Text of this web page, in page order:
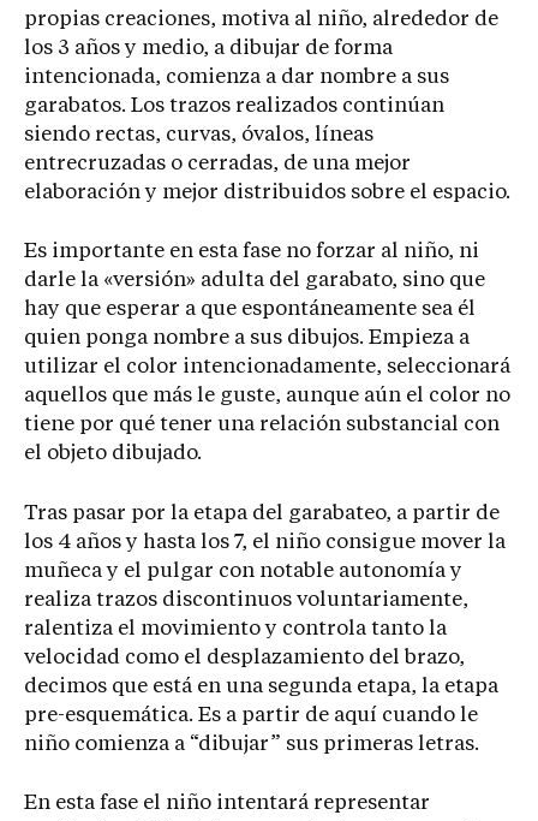
propias creaciones, motiva al niño, alrededor de
los 3 años y medio, a dibujar de forma
intencionada, comienza a dar nombre a sus
garabatos. Los trazos realizados continúan
siendo rectas, curvas, óvalos, líneas
entrecruzadas o cerradas, de una mejor
elaboración y mejor distribuidos sobre el espacio.
Es importante en esta fase no forzar al niño, ni
darle la «versión» adulta del garabato, sino que
hay que esperar a que espontáneamente sea él
quien ponga nombre a sus dibujos. Empieza a
utilizar el color intencionadamente, seleccionará
aquellos que más le guste, aunque aún el color no
tiene por qué tener una relación substancial con
el objeto dibujado.
Tras pasar por la etapa del garabateo, a partir de
los 4 años y hasta los 7, el niño consigue mover la
muñeca y el pulgar con notable autonomía y
realiza trazos discontinuos voluntariamente,
ralentiza el movimiento y controla tanto la
velocidad como el desplazamiento del brazo,
decimos que está en una segunda etapa, la etapa
pre-esquemática. Es a partir de aquí cuando le
niño comienza a “dibujar” sus primeras letras.
En esta fase el niño intentará representar